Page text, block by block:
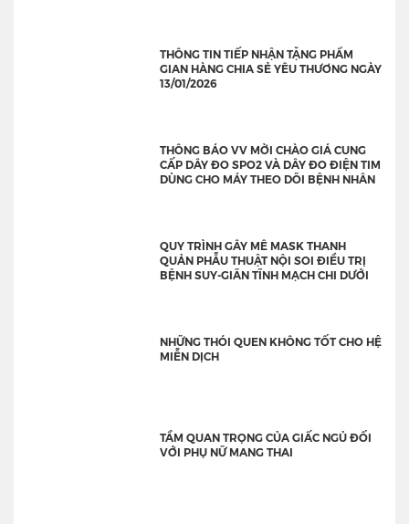
THÔNG TIN TIẾP NHẬN TẶNG PHẨM
GIAN HÀNG CHIA SẺ YÊU THƯƠNG NGÀY
13/01/2026
THÔNG BÁO VV MỜI CHÀO GIÁ CUNG
CẤP DÂY ĐO SPO2 VÀ DÂY ĐO ĐIỆN TIM
DÙNG CHO MÁY THEO DÕI BỆNH NHÂN
QUY TRÌNH GÂY MÊ MASK THANH
QUẢN PHẪU THUẬT NỘI SOI ĐIỀU TRỊ
BỆNH SUY-GIÃN TĨNH MẠCH CHI DƯỚI
NHỮNG THÓI QUEN KHÔNG TỐT CHO HỆ
MIỄN DỊCH
TẦM QUAN TRỌNG CỦA GIẤC NGỦ ĐỐI
VỚI PHỤ NỮ MANG THAI